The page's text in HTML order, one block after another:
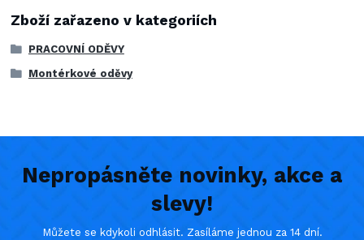
Zboží zařazeno v kategoriích
PRACOVNÍ ODĚVY
Montérkové oděvy
Nepropásněte novinky, akce a
slevy!
Můžete se kdykoli odhlásit. Zasíláme jednou za 14 dní.